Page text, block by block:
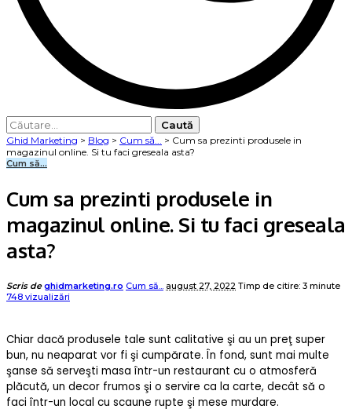
Caută
după:
Ghid Marketing > Blog > Cum să... > Cum sa prezinti produsele in
magazinul online. Si tu faci greseala asta?
Cum să...
Cum sa prezinti produsele in
magazinul online. Si tu faci greseala
asta?
Posted
by
Scris deghidmarketing.ro Cum să... august 27, 2022 Timp de citire: 3 minute
748 vizualizări
Chiar dacă produsele tale sunt calitative şi au un preţ super
bun, nu neaparat vor fi şi cumpărate. În fond, sunt mai multe
şanse să serveşti masa într-un restaurant cu o atmosferă
plăcută, un decor frumos şi o servire ca la carte, decât să o
faci într-un local cu scaune rupte şi mese murdare.